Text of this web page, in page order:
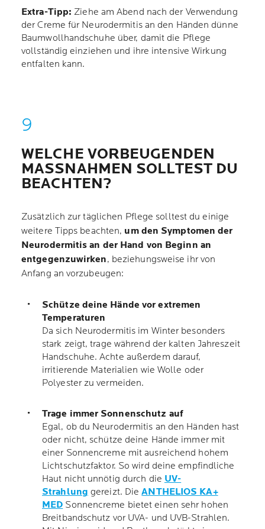
Extra-Tipp: Ziehe am Abend nach der Verwendung
der Creme für Neurodermitis an den Händen dünne
Baumwollhandschuhe über, damit die Pflege
vollständig einziehen und ihre intensive Wirkung
entfalten kann.
WELCHE VORBEUGENDEN
MASSNAHMEN SOLLTEST DU B
EACHTEN?
Zusätzlich zur täglichen Pflege solltest du einige
weitere Tipps beachten, um den Symptomen der
Neurodermitis an der Hand von Beginn an
entgegenzuwirken, beziehungsweise ihr von
Anfang an vorzubeugen:
Schütze deine Hände vor extremen
Temperaturen
Da sich Neurodermitis im Winter besonders
stark zeigt, trage während der kalten Jahreszeit
Handschuhe. Achte außerdem darauf,
irritierende Materialien wie Wolle oder
Polyester zu vermeiden.
Trage immer Sonnenschutz auf
Egal, ob du Neurodermitis an den Händen hast
oder nicht, schütze deine Hände immer mit
einer Sonnencreme mit ausreichend hohem
Lichtschutzfaktor. So wird deine empfindliche
Haut nicht unnötig durch die UV-
Strahlung gereizt. DieANTHELIOS KA+
MED Sonnencreme bietet einen sehr hohen
Breitbandschutz vor UVA- und UVB-Strahlen.